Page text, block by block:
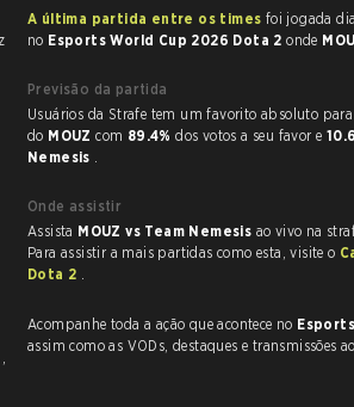
,
A última partida entre os times
no Esports World Cup 2026 Dota 2onde
Previsão da partida
Usuários da Strafe tem um favorito absoluto para a partida, e preveem a vitória
do MOUZcom 89.4%dos votos a seu favor e
Nemesis .
Onde assistir
Assista MOUZ vs Team Nemesis ao vivo na
Para assistir a mais partidas como esta, visite o
Dota 2 .
Acompanhe toda a ação que acontece no
assim como as VODs, destaques e